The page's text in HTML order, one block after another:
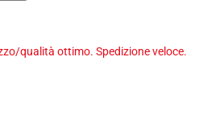
qualità ottimo. Spedizione veloce.